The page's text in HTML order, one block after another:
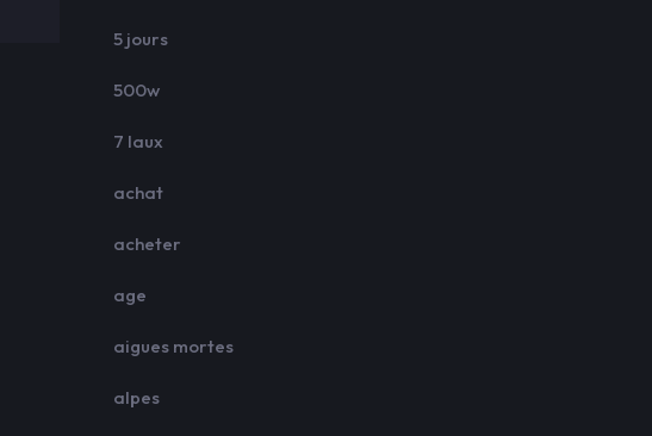
5 jours
500w
7 laux
achat
acheter
age
aigues mortes
alpes